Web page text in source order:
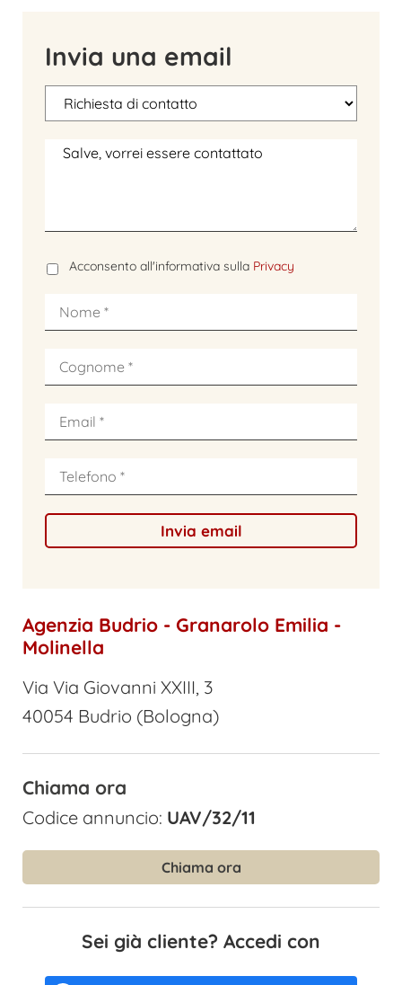
Agenzia Budrio - Granarolo Emilia -
Molinella
Via Via Giovanni XXIII, 3
40054 Budrio (Bologna)
Chiama ora
Codice annuncio: UAV/32/11
Chiama ora
Sei già cliente? Accedi con
Invia una email
Acconsento all'informativa sulla Privacy